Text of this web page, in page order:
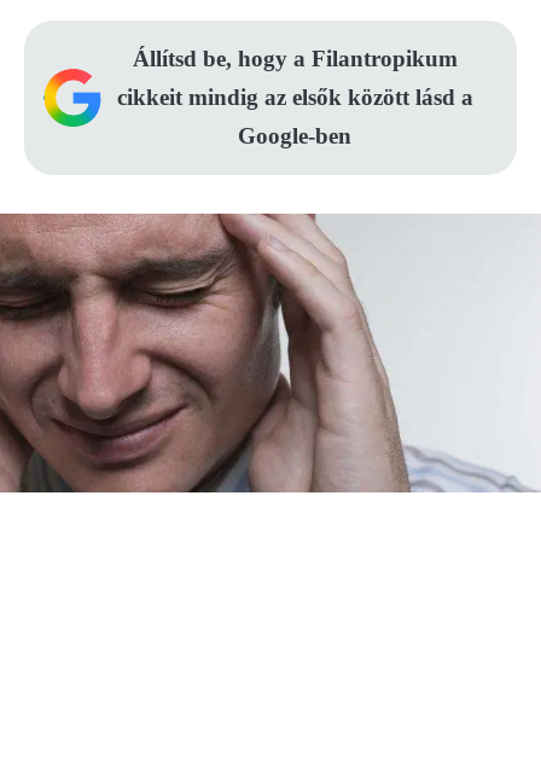
Állítsd be, hogy a Filantropikum
cikkeit mindig az elsők között lásd a
Google-ben